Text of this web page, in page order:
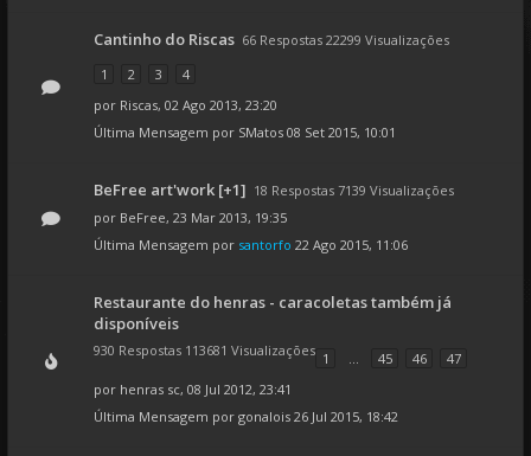
Cantinho do Riscas 66 Respostas 22299 Visualizações
1
2 3
4
por Riscas, 02 Ago 2013, 23:20
Última Mensagem por SMatos 08 Set 2015, 10:01
BeFree art'work [+1] 18 Respostas 7139 Visualizações
por BeFree, 23 Mar 2013, 19:35
Última Mensagem por santorfo 22 Ago 2015, 11:06
Restaurante do henras - caracoletas também já
disponíveis
930 Respostas 113681 Visualizações 1 ... 45 46
47
por henras sc, 08 Jul 2012, 23:41
Última Mensagem por gonalois 26 Jul 2015, 18:42